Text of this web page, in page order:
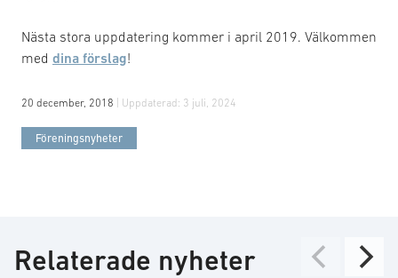
Nästa stora uppdatering kommer i april 2019. Välkommen
med dina förslag!
20 december, 2018 | Uppdaterad: 3 juli, 2024
Föreningsnyheter
Relaterade nyheter